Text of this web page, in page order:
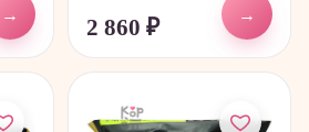
→
2 860 ₽
→